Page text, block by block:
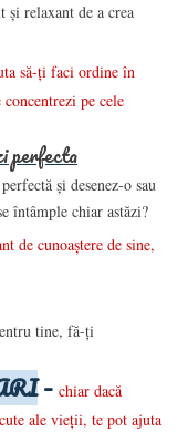
relaxant de a crea
să-ţi faci ordine în
pe cele
perfecta
şi desenez-o sau
întâmple chiar astăzi?
de cunoaştere de sine,
tine, fă-ţi
– chiar dacă
ale vieţii, te pot ajuta